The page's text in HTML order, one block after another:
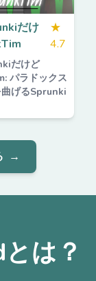
だけ
★
4.7
だけど
パラドックス
げるSprunki
→
は？